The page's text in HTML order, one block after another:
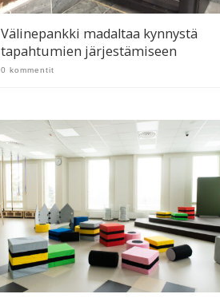
Välinepankki madaltaa kynnystä
tapahtumien järjestämiseen
0 kommentit